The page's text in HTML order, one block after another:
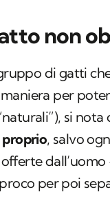
non
di gatti
per
si nota
, salvo
per poi